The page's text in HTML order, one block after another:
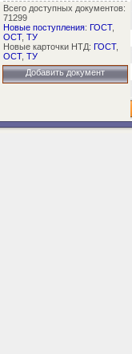
Всего доступных документов:
71299
Новые поступления: ГОСТ,
ОСТ, ТУ
Новые карточки НТД: ГОСТ,
ОСТ, ТУ
Добавить документ